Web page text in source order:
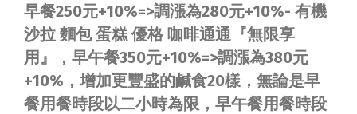
早餐250元+10%=>調漲為280元+10%- 有機
沙拉 麵包 蛋糕 優格 咖啡通通『無限享
用』，早午餐350元+10%=>調漲為380元
+10%，增加更豐盛的鹹食20樣，無論是早
餐用餐時段以二小時為限，早午餐用餐時段